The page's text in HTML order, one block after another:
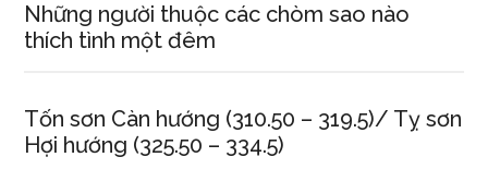
Những người thuộc các chòm sao nào
thích tình một đêm
Tốn sơn Càn hướng (310.50 – 319.5)/ Tỵ sơn
Hợi hướng (325.50 – 334.5)